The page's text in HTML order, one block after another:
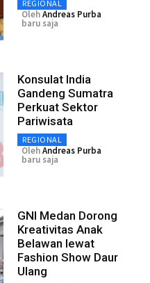
REGIONAL
OlehAndreas Purba
baru saja
Konsulat India
Gandeng Sumatra
Perkuat Sektor
Pariwisata
REGIONAL
OlehAndreas Purba
baru saja
GNI Medan Dorong
Kreativitas Anak
Belawan lewat
Fashion Show Daur
Ulang